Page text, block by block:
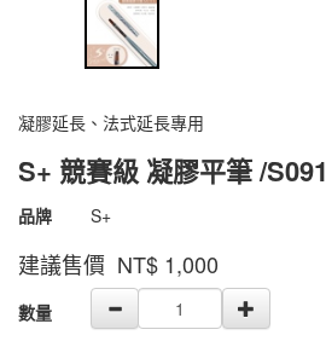
凝膠延長、法式延長專用
S+ 競賽級 凝膠平筆 /S091
商品代號 1800500900763
1800500900763
品牌 S+
建議售價 NT$ 1,000
GOODS000000000000000001238
數量